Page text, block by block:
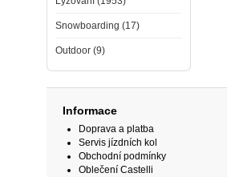
Snowboarding (17)
Outdoor (9)
Informace
Doprava a platba
Servis jízdních kol
Obchodní podmínky
Oblečení Castelli